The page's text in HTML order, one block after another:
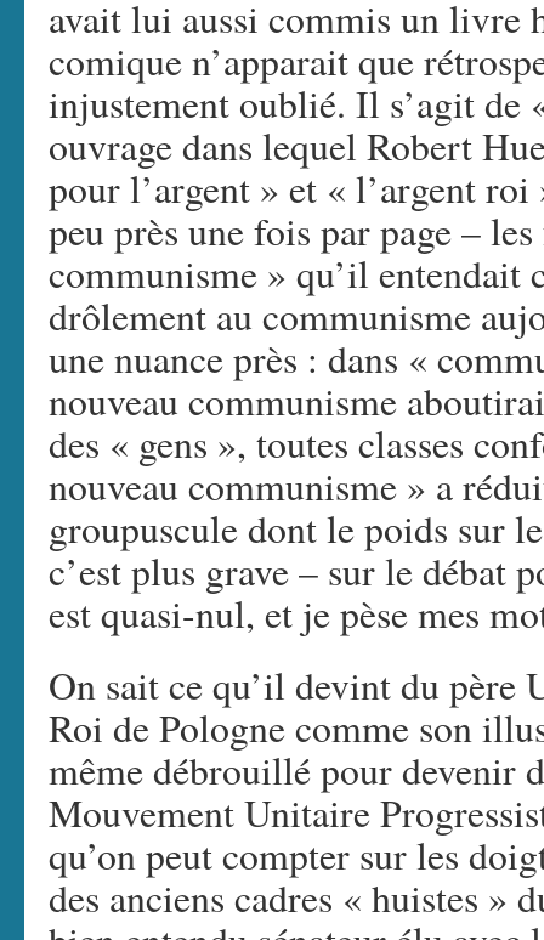
avait lui aussi commis un livre
comique n’apparait que
injustement oublié. Il s’agit
ouvrage dans lequel Robert
pour l’argent » et « l’argent
peu près une fois par page –
communisme » qu’il entendait
drôlement au communisme
une nuance près : dans «
nouveau communisme
des « gens », toutes classes
nouveau communisme » a
groupuscule dont le poids sur
c’est plus grave – sur le débat
est quasi-nul, et je pèse mes
On sait ce qu’il devint du père
Roi de Pologne comme son
même débrouillé pour devenir
Mouvement Unitaire
qu’on peut compter sur les
des anciens cadres « huistes »